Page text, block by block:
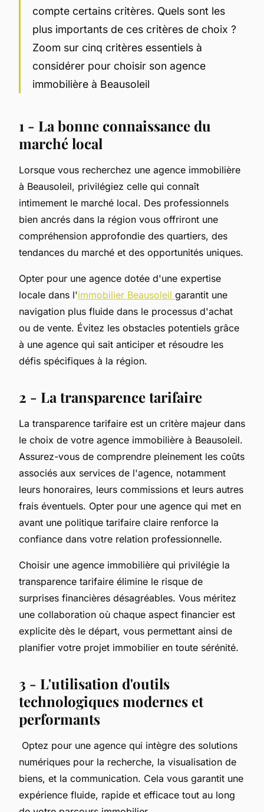
compte certains critères. Quels sont les
plus importants de ces critères de choix ?
Zoom sur cinq critères essentiels à
considérer pour choisir son agence
immobilière à Beausoleil
1 - La bonne connaissance du
marché local
Lorsque vous recherchez une agence immobilière
à Beausoleil, privilégiez celle qui connaît
intimement le marché local. Des professionnels
bien ancrés dans la région vous offriront une
compréhension approfondie des quartiers, des
tendances du marché et des opportunités uniques.
Opter pour une agence dotée d'une expertise
locale dans l'immobilier Beausoleil garantit une
navigation plus fluide dans le processus d'achat
ou de vente. Évitez les obstacles potentiels grâce
à une agence qui sait anticiper et résoudre les
défis spécifiques à la région.
2 - La transparence tarifaire
La transparence tarifaire est un critère majeur dans
le choix de votre agence immobilière à Beausoleil.
Assurez-vous de comprendre pleinement les coûts
associés aux services de l'agence, notamment
leurs honoraires, leurs commissions et leurs autres
frais éventuels. Opter pour une agence qui met en
avant une politique tarifaire claire renforce la
confiance dans votre relation professionnelle.
Choisir une agence immobilière qui privilégie la
transparence tarifaire élimine le risque de
surprises financières désagréables. Vous méritez
une collaboration où chaque aspect financier est
explicite dès le départ, vous permettant ainsi de
planifier votre projet immobilier en toute sérénité.
3 - L'utilisation d'outils
technologiques modernes et
performants
Optez pour une agence qui intègre des solutions
numériques pour la recherche, la visualisation de
biens, et la communication. Cela vous garantit une
expérience fluide, rapide et efficace tout au long